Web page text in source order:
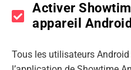
Activer
appareil
Tous les utilisateurs